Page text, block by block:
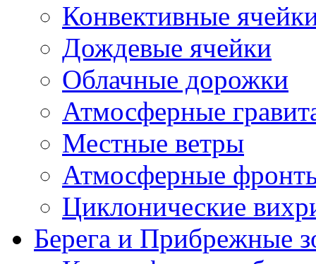
Конвективные
Дождевые ячейки
Облачные дорожки
Атмосферные
Местные ветры
Атмосферные
Циклонические
Берега и Прибрежные